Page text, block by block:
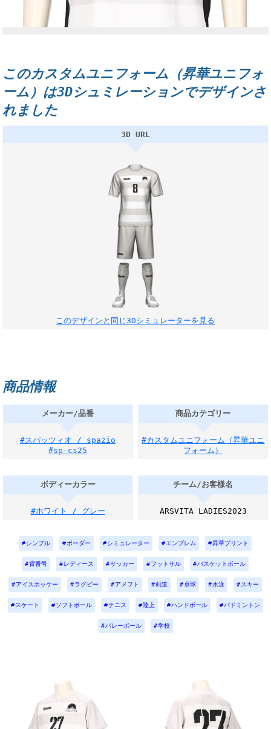
このカスタムユニフォーム（昇華ユニフォ
ーム）は3Dシュミレーションでデザインさ
れました
3D URL
このデザインと同じ3Dシミュレーターを見る
商品情報
メーカー/品番
#スパッツィオ / spazio
#sp-cs25
商品カテゴリー
#カスタムユニフォーム（昇華ユニ
フォーム）
ボディーカラー
#ホワイト / グレー
チーム/お客様名
ARSVITA LADIES2023
シンプル ボーダー シミュレーター エンブレム 昇華プリント
背番号 レディース サッカー フットサル バスケットボール
アイスホッケー ラグビー アメフト 剣道 卓球 水泳 スキー
スケート ソフトボール テニス 陸上 ハンドボール バドミントン
バレーボール 学校